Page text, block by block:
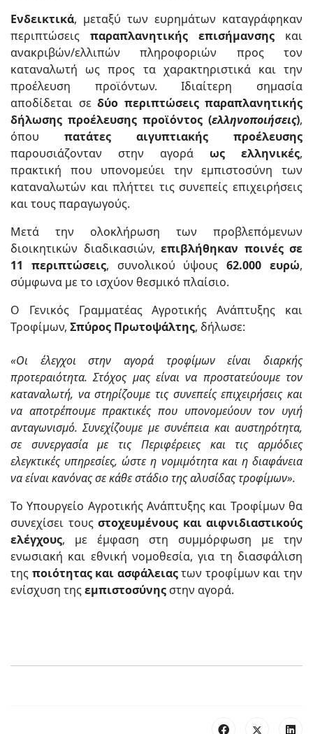
Ενδεικτικά, μεταξύ των ευρημάτων καταγράφηκαν
περιπτώσεις παραπλανητικής επισήμανσης και
ανακριβών/ελλιπών πληροφοριών προς τον
καταναλωτή ως προς τα χαρακτηριστικά και την
προέλευση προϊόντων. Ιδιαίτερη σημασία
αποδίδεται σε δύο περιπτώσεις παραπλανητικής
δήλωσης προέλευσης προϊόντος (ελληνοποιήσεις),
όπου πατάτες αιγυπτιακής προέλευσης
παρουσιάζονταν στην αγορά ως ελληνικές,
πρακτική που υπονομεύει την εμπιστοσύνη των
καταναλωτών και πλήττει τις συνεπείς επιχειρήσεις
και τους παραγωγούς.
Μετά την ολοκλήρωση των προβλεπόμενων
διοικητικών διαδικασιών, επιβλήθηκαν ποινές σε
11 περιπτώσεις, συνολικού ύψους62.000 ευρώ,
σύμφωνα με το ισχύον θεσμικό πλαίσιο.
Ο Γενικός Γραμματέας Αγροτικής Ανάπτυξης και
Τροφίμων, Σπύρος Πρωτοψάλτης, δήλωσε:
«Οι έλεγχοι στην αγορά τροφίμων είναι διαρκής
προτεραιότητα. Στόχος μας είναι να προστατεύουμε τον
καταναλωτή, να στηρίζουμε τις συνεπείς επιχειρήσεις και
να αποτρέπουμε πρακτικές που υπονομεύουν τον υγιή
ανταγωνισμό. Συνεχίζουμε με συνέπεια και αυστηρότητα,
σε συνεργασία με τις Περιφέρειες και τις αρμόδιες
ελεγκτικές υπηρεσίες, ώστε η νομιμότητα και η διαφάνεια
να είναι κανόνας σε κάθε στάδιο της αλυσίδας τροφίμων».
Το Υπουργείο Αγροτικής Ανάπτυξης και Τροφίμων θα
συνεχίσει τους στοχευμένους και αιφνιδιαστικούς
ελέγχους, με έμφαση στη συμμόρφωση με την
ενωσιακή και εθνική νομοθεσία, για τη διασφάλιση
της ποιότητας και ασφάλειαςτων τροφίμων και την
ενίσχυση τηςεμπιστοσύνης στην αγορά.